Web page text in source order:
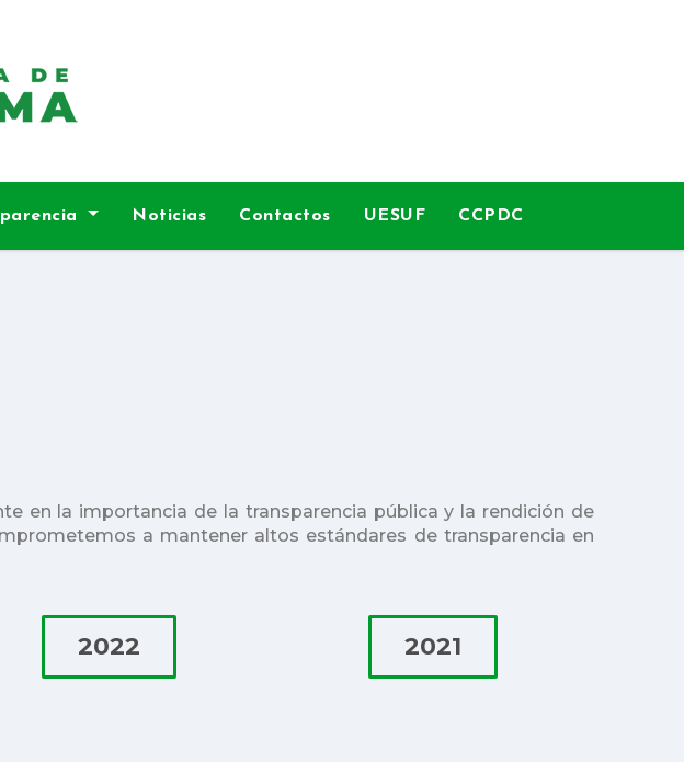
Noticias Contactos UESUF CCPDC
en la importancia de la transparencia pública y la rendición de
a mantener altos estándares de transparencia en
2022 2021